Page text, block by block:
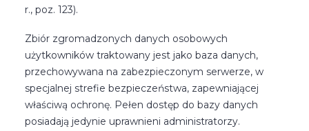
r., poz. 123).
Zbiór zgromadzonych danych osobowych
użytkowników traktowany jest jako baza danych,
przechowywana na zabezpieczonym serwerze, w
specjalnej strefie bezpieczeństwa, zapewniającej
właściwą ochronę. Pełen dostęp do bazy danych
posiadają jedynie uprawnieni administratorzy.